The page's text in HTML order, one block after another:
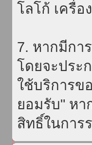
โลโก้ เครื่
7. หากมีกา
โดยจะประ
ใช้บริการข
ยอมรับ" หา
สิทธิ์ในการ